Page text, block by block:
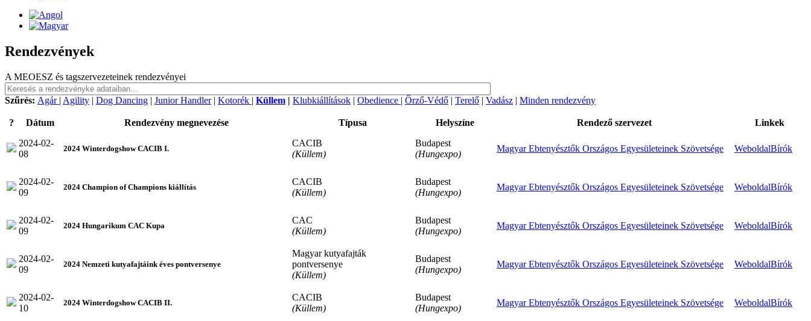
Rendezvények
A MEOESZ és tagszervezeteinek rendezvényei
Szűrés: Agár | Agility | Dog Dancing | Junior Handler| Kotorék | Küllem | Klubkiállítások | Obedience | Őrző-Védő | Terelő | Vadász | Minden rendezvény
? Dátum Rendezvény megnevezése Típusa Helyszíne Rendező szervezet
Linkek
2024-02-
08
2024 Winterdogshow CACIB I.
CACIB
(Küllem)
Budapest
(Hungexpo)
Magyar Ebtenyésztők Országos Egyesületeinek Szövetsége WeboldalBírók
2024-02-
09
2024 Champion of Champions kiállítás
CACIB
(Küllem)
Budapest
(Hungexpo)
Magyar Ebtenyésztők Országos Egyesületeinek Szövetsége WeboldalBírók
2024-02-
09
2024 Hungarikum CAC Kupa
CAC
(Küllem)
Budapest
(Hungexpo)
Magyar Ebtenyésztők Országos Egyesületeinek Szövetsége WeboldalBírók
2024-02-
09
2024 Nemzeti kutyafajtáink éves pontversenye
Magyar kutyafajták
pontversenye
(Küllem)
Budapest
(Hungexpo)
Magyar Ebtenyésztők Országos Egyesületeinek Szövetsége WeboldalBírók
2024-02-
10
2024 Winterdogshow CACIB II.
CACIB
(Küllem)
Budapest
(Hungexpo)
Magyar Ebtenyésztők Országos Egyesületeinek Szövetsége WeboldalBírók